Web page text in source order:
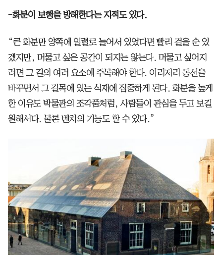
-화분이 보행을 방해한다는 지적도 있다.
“큰 화분만 양쪽에 일렬로 늘어서 있었다면 빨리 걸을 순 있
겠지만, 머물고 싶은 공간이 되지는 않는다. 머물고 싶어지
려면 그 길의 여러 요소에 주목해야 한다. 이리저리 동선을
바꾸면서 그 길목에 있는 식재에 집중하게 된다. 화분을 높게
한 이유도 박물관의 조각품처럼, 사람들이 관심을 두고 보길
원해서다. 물론 벤치의 기능도 할 수 있다.”